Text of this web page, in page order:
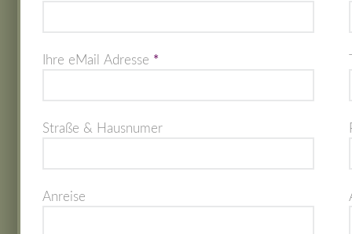
Ihre eMail Adresse *
Straße & Hausnumer
Anreise